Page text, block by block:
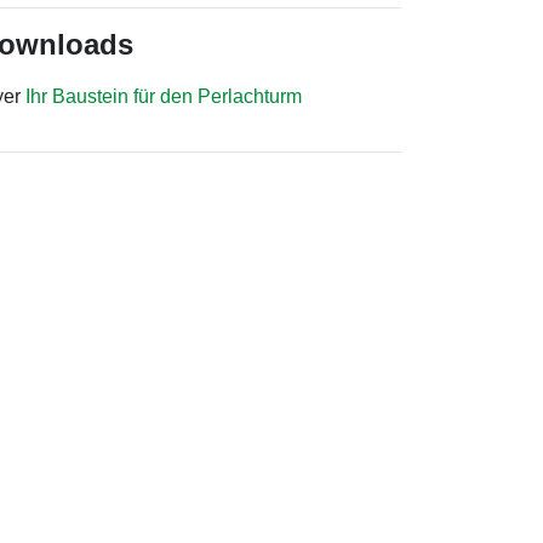
Ihr Baustein für den Perlachturm